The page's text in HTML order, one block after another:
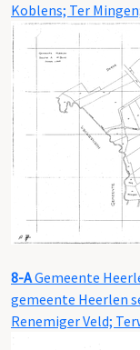
Koblens; Ter
8-AGemeente
gemeente Heerlen
Renemiger Veld;